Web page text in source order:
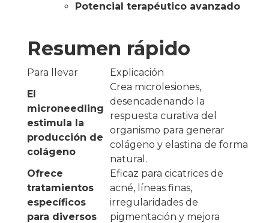
Potencial terapéutico avanzado
Resumen rápido
Para llevar
Explicación
El
microneedling
estimula la
producción de
colágeno
Crea microlesiones,
desencadenando la
respuesta curativa del
organismo para generar
colágeno y elastina de forma
natural.
Ofrece
tratamientos
específicos
para diversos
Eficaz para cicatrices de
acné, líneas finas,
irregularidades de
pigmentación y mejora